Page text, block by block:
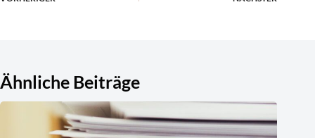
Ähnliche Beiträge